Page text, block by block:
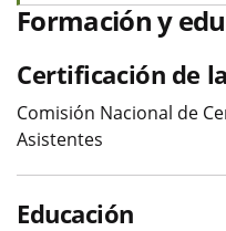
Formación y
Certificación de
Comisión Nacional de
Asistentes
Educación